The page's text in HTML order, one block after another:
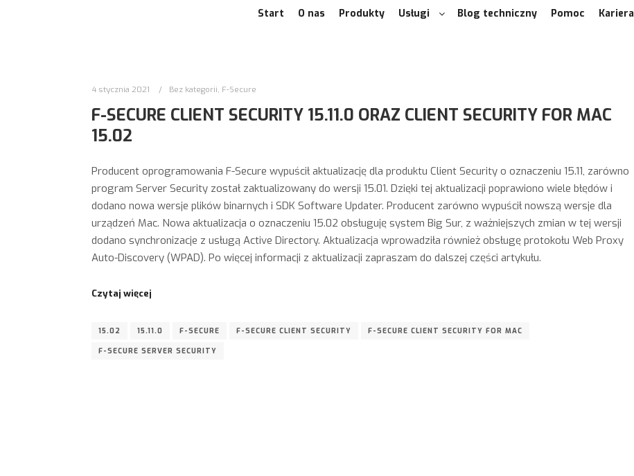
Start O nas Produkty Usługi Blog techniczny Pomoc Kariera
4 stycznia 2021 Bez kategorii, F-Secure
F-SECURE CLIENT SECURITY 15.11.0 ORAZ CLIENT SECURITY FOR MAC
15.02
Producent oprogramowania F-Secure wypuścił aktualizację dla produktu Client Security o oznaczeniu 15.11, zarówno
program Server Security został zaktualizowany do wersji 15.01. Dzięki tej aktualizacji poprawiono wiele błędów i
dodano nowa wersje plików binarnych i SDK Software Updater. Producent zarówno wypuścił nowszą wersje dla
urządzeń Mac. Nowa aktualizacja o oznaczeniu 15.02 obsługuję system Big Sur, z ważniejszych zmian w tej wersji
dodano synchronizacje z usługą Active Directory. Aktualizacja wprowadziła również obsługę protokołu Web Proxy
Auto-Discovery (WPAD). Po więcej informacji z aktualizacji zapraszam do dalszej części artykułu.
Czytaj więcej
15.02 15.11.0 F-SECURE F-SECURE CLIENT SECURITY F-SECURE CLIENT SECURITY FOR MAC
F-SECURE SERVER SECURITY